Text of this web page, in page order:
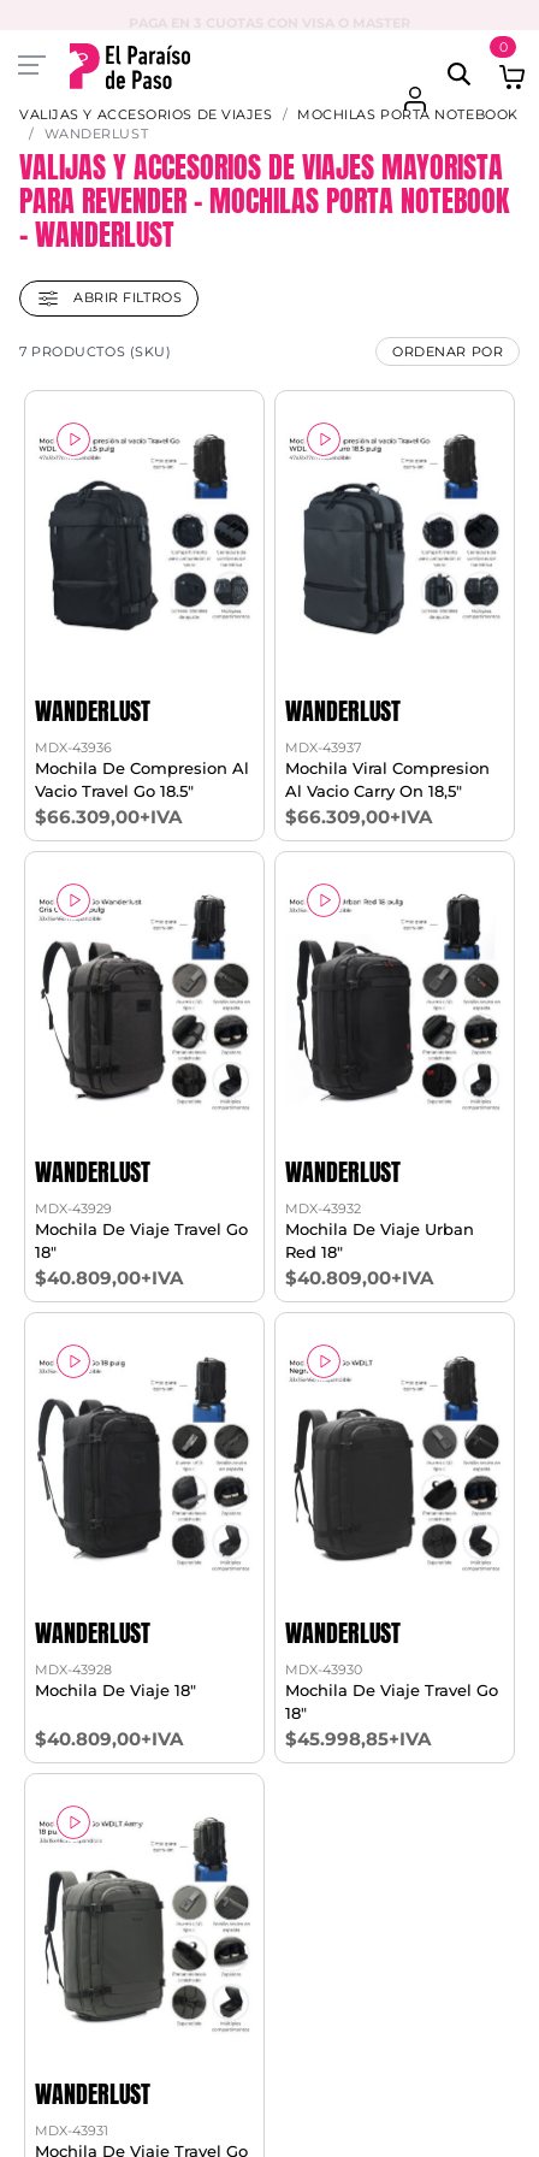
0
VALIJAS Y ACCESORIOS DE VIAJES
MOCHILAS PORTA NOTEBOOK
WANDERLUST
VALIJAS Y ACCESORIOS DE VIAJES MAYORISTA
PARA REVENDER – MOCHILAS PORTA NOTEBOOK
– WANDERLUST
ABRIR FILTROS
7 PRODUCTOS (SKU) ORDENAR POR
WANDERLUST
MDX-43936
Mochila De Compresion Al
Vacio Travel Go 18.5"
$66.309,00+IVA
WANDERLUST
MDX-43937
Mochila Viral Compresion
Al Vacio Carry On 18,5"
$66.309,00+IVA
WANDERLUST
MDX-43929
Mochila De Viaje Travel Go
18"
$40.809,00+IVA
WANDERLUST
MDX-43932
Mochila De Viaje Urban
Red 18"
$40.809,00+IVA
WANDERLUST
MDX-43928
Mochila De Viaje 18"
$40.809,00+IVA
WANDERLUST
MDX-43930
Mochila De Viaje Travel Go
18"
$45.998,85+IVA
WANDERLUST
MDX-43931
Mochila De Viaje Travel Go